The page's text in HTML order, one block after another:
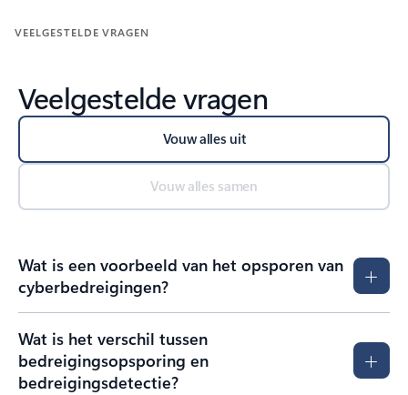
VEELGESTELDE VRAGEN
Veelgestelde vragen
Vouw alles uit
Vouw alles samen
Wat is een voorbeeld van het opsporen van
cyberbedreigingen?
Wat is het verschil tussen
bedreigingsopsporing en
bedreigingsdetectie?